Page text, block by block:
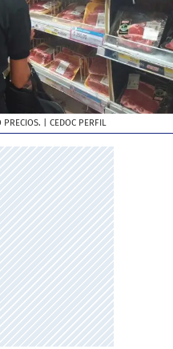
PRECIOS. | CEDOC PERFIL